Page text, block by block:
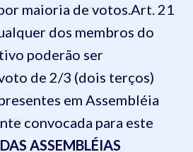
maioria de votos.Art. 21
dos membros do
poderão ser
de 2/3 (dois terços)
em Assembléia
convocada para este
DAS ASSEMBLÉIAS